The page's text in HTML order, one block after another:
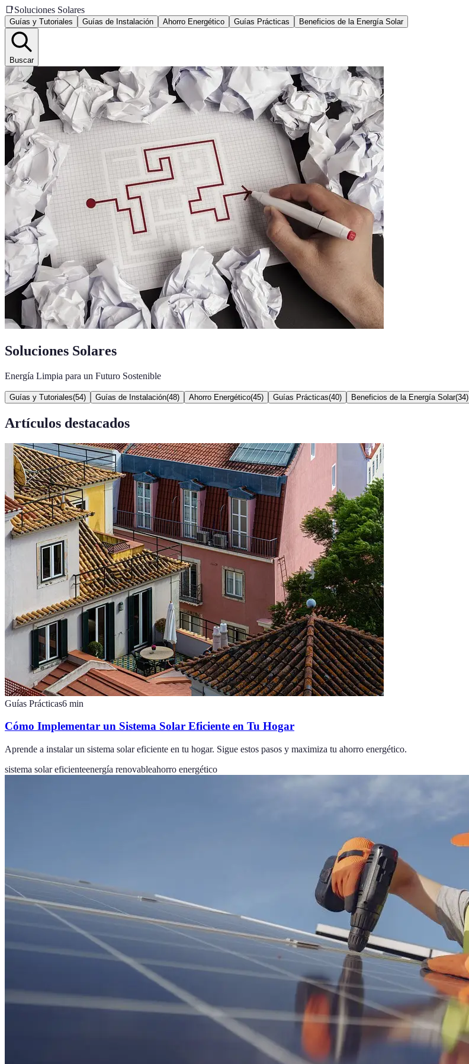
📑Soluciones Solares
Guías y Tutoriales Guías de Instalación Ahorro Energético Guías Prácticas Beneficios de la Energía Solar
Buscar
Soluciones Solares
Energía Limpia para un Futuro Sostenible
Guías y Tutoriales(54) Guías de Instalación(48) Ahorro Energético(45) Guías Prácticas(40) Beneficios de la Energía Solar(34)
Artículos destacados
Guías Prácticas6 min
Cómo Implementar un Sistema Solar Eficiente en Tu Hogar
Aprende a instalar un sistema solar eficiente en tu hogar. Sigue estos pasos y maximiza tu ahorro energético.
sistema solar eficienteenergía renovableahorro energético